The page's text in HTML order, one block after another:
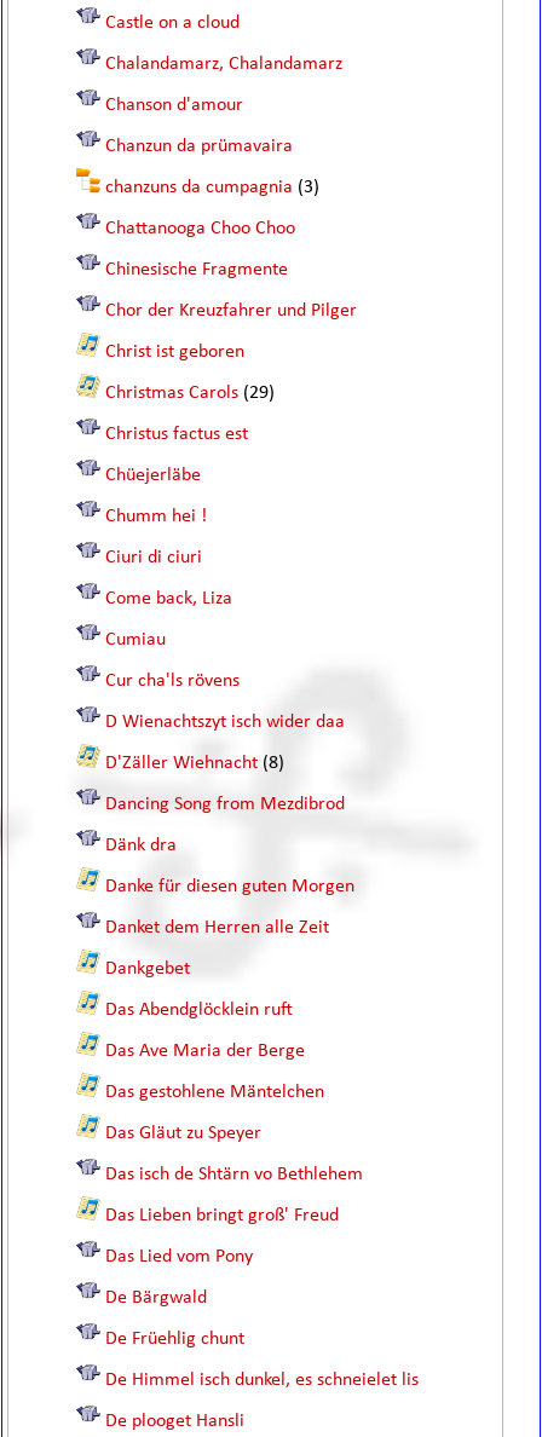
Castle on a cloud
Chalandamarz, Chalandamarz
Chanson d'amour
Chanzun da prümavaira
chanzuns da cumpagnia (3)
Chattanooga Choo Choo
Chinesische Fragmente
Chor der Kreuzfahrer und Pilger
Christ ist geboren
Christmas Carols (29)
Christus factus est
Chüejerläbe
Chumm hei !
Ciuri di ciuri
Come back, Liza
Cumiau
Cur cha'ls rövens
D Wienachtszyt isch wider daa
D'Zäller Wiehnacht (8)
Dancing Song from Mezdibrod
Dänk dra
Danke für diesen guten Morgen
Danket dem Herren alle Zeit
Dankgebet
Das Abendglöcklein ruft
Das Ave Maria der Berge
Das gestohlene Mäntelchen
Das Gläut zu Speyer
Das isch de Shtärn vo Bethlehem
Das Lieben bringt groß' Freud
Das Lied vom Pony
De Bärgwald
De Früehlig chunt
De Himmel isch dunkel, es schneielet lis
De plooget Hansli